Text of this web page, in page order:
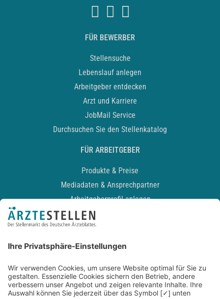
FÜR BEWERBER
Stellensuche
Lebenslauf anlegen
Arbeitgeber entdecken
Arzt und Karriere
JobMail Service
Durchsuchen Sie den Stellenkatalog
FÜR ARBEITGEBER
Produkte & Preise
Mediadaten & Ansprechpartner
Arbeitgeberprofil anlegen
Recruiting-Podcast
Kontakt
Datenschutz